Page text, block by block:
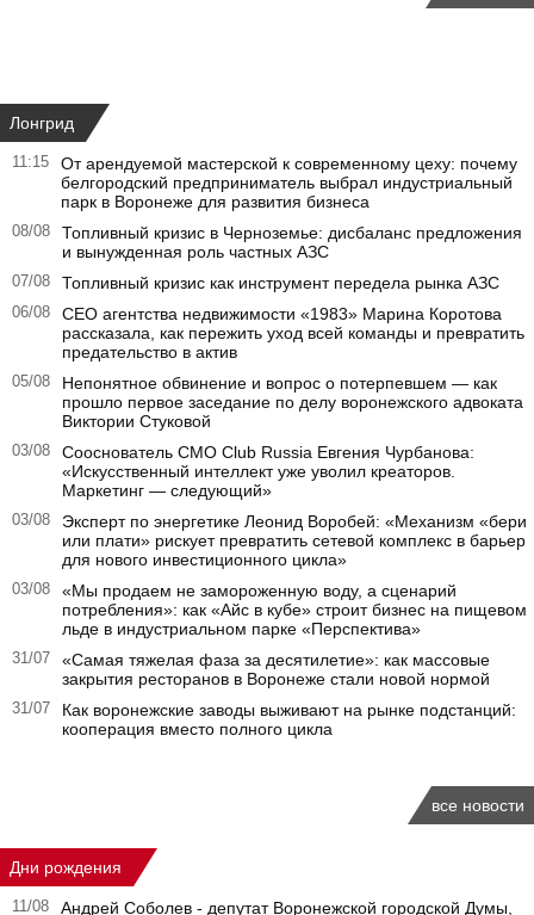
Лонгрид
11:15
От арендуемой мастерской к современному цеху: почему
белгородский предприниматель выбрал индустриальный
парк в Воронеже для развития бизнеса
08/08
Топливный кризис в Черноземье: дисбаланс предложения
и вынужденная роль частных АЗС
07/08 Топливный кризис как инструмент передела рынка АЗС
06/08
CEO агентства недвижимости «1983» Марина Коротова
рассказала, как пережить уход всей команды и превратить
предательство в актив
05/08
Непонятное обвинение и вопрос о потерпевшем — как
прошло первое заседание по делу воронежского адвоката
Виктории Стуковой
03/08
Сооснователь CMO Club Russia Евгения Чурбанова:
«Искусственный интеллект уже уволил креаторов.
Маркетинг — следующий»
03/08
Эксперт по энергетике Леонид Воробей: «Механизм «бери
или плати» рискует превратить сетевой комплекс в барьер
для нового инвестиционного цикла»
03/08
«Мы продаем не замороженную воду, а сценарий
потребления»: как «Айс в кубе» строит бизнес на пищевом
льде в индустриальном парке «Перспектива»
31/07
«Самая тяжелая фаза за десятилетие»: как массовые
закрытия ресторанов в Воронеже стали новой нормой
31/07
Как воронежские заводы выживают на рынке подстанций:
кооперация вместо полного цикла
все новости
Дни рождения
11/08
Андрей Соболев - депутат Воронежской городской Думы,